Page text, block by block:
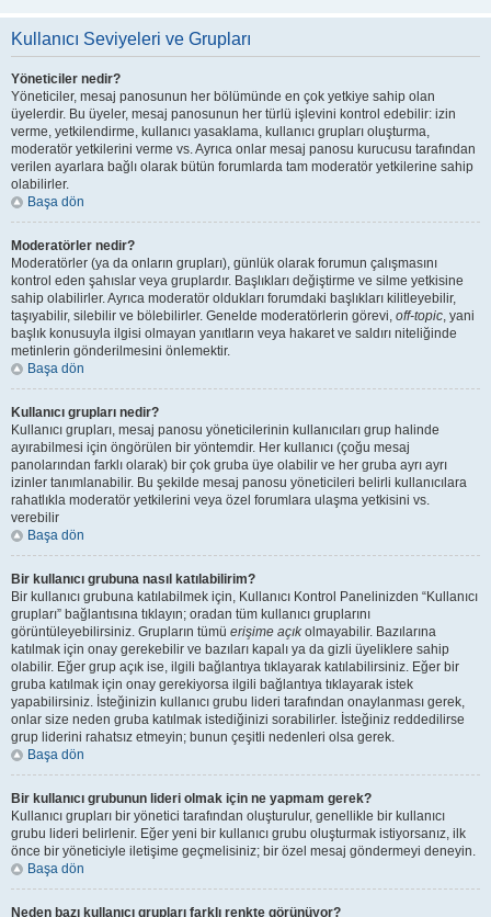
Kullanıcı Seviyeleri ve Grupları
Yöneticiler nedir?
Yöneticiler, mesaj panosunun her bölümünde en çok yetkiye sahip olan
üyelerdir. Bu üyeler, mesaj panosunun her türlü işlevini kontrol edebilir: izin
verme, yetkilendirme, kullanıcı yasaklama, kullanıcı grupları oluşturma,
moderatör yetkilerini verme vs. Ayrıca onlar mesaj panosu kurucusu tarafından
verilen ayarlara bağlı olarak bütün forumlarda tam moderatör yetkilerine sahip
olabilirler.
Başa dön
Moderatörler nedir?
Moderatörler (ya da onların grupları), günlük olarak forumun çalışmasını
kontrol eden şahıslar veya gruplardır. Başlıkları değiştirme ve silme yetkisine
sahip olabilirler. Ayrıca moderatör oldukları forumdaki başlıkları kilitleyebilir,
taşıyabilir, silebilir ve bölebilirler. Genelde moderatörlerin görevi, off-topic, yani
başlık konusuyla ilgisi olmayan yanıtların veya hakaret ve saldırı niteliğinde
metinlerin gönderilmesini önlemektir.
Başa dön
Kullanıcı grupları nedir?
Kullanıcı grupları, mesaj panosu yöneticilerinin kullanıcıları grup halinde
ayırabilmesi için öngörülen bir yöntemdir. Her kullanıcı (çoğu mesaj
panolarından farklı olarak) bir çok gruba üye olabilir ve her gruba ayrı ayrı
izinler tanımlanabilir. Bu şekilde mesaj panosu yöneticileri belirli kullanıcılara
rahatlıkla moderatör yetkilerini veya özel forumlara ulaşma yetkisini vs.
verebilir
Başa dön
Bir kullanıcı grubuna nasıl katılabilirim?
Bir kullanıcı grubuna katılabilmek için, Kullanıcı Kontrol Panelinizden “Kullanıcı
grupları” bağlantısına tıklayın; oradan tüm kullanıcı gruplarını
görüntüleyebilirsiniz. Grupların tümü erişime açıkolmayabilir. Bazılarına
katılmak için onay gerekebilir ve bazıları kapalı ya da gizli üyeliklere sahip
olabilir. Eğer grup açık ise, ilgili bağlantıya tıklayarak katılabilirsiniz. Eğer bir
gruba katılmak için onay gerekiyorsa ilgili bağlantıya tıklayarak istek
yapabilirsiniz. İsteğinizin kullanıcı grubu lideri tarafından onaylanması gerek,
onlar size neden gruba katılmak istediğinizi sorabilirler. İsteğiniz reddedilirse
grup liderini rahatsız etmeyin; bunun çeşitli nedenleri olsa gerek.
Başa dön
Bir kullanıcı grubunun lideri olmak için ne yapmam gerek?
Kullanıcı grupları bir yönetici tarafından oluşturulur, genellikle bir kullanıcı
grubu lideri belirlenir. Eğer yeni bir kullanıcı grubu oluşturmak istiyorsanız, ilk
önce bir yöneticiyle iletişime geçmelisiniz; bir özel mesaj göndermeyi deneyin.
Başa dön
Neden bazı kullanıcı grupları farklı renkte görünüyor?